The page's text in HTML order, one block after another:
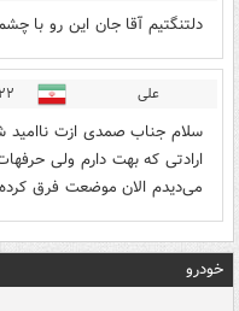
دلتنگتیم آقا جان این رو با
علی ۰۰:۲۲
سلام جناب صمدی ازت ناامید
ارادتی که بهت دارم ولی
می‌دیدم الان موضعت فرق
خودرو